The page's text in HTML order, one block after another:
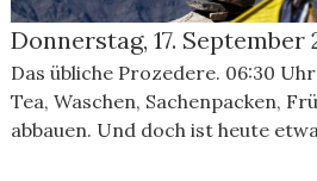
Donnerstag, 17. September
Das übliche Prozedere. 06:30
Tea, Waschen, Sachenpacken,
abbauen. Und doch ist heute